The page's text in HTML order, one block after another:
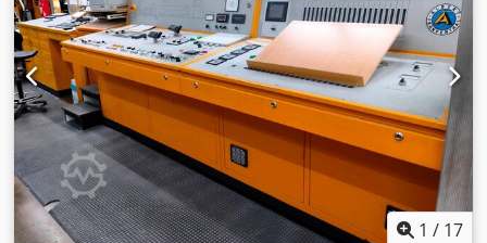
1 / 17